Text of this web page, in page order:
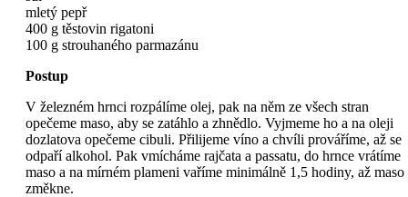
mletý pepř
400 g těstovin rigatoni
100 g strouhaného parmazánu
Postup
V železném hrnci rozpálíme olej, pak na něm ze všech stran
opečeme maso, aby se zatáhlo a zhnědlo. Vyjmeme ho a na oleji
dozlatova opečeme cibuli. Přilijeme víno a chvíli prováříme, až se
odpaří alkohol. Pak vmícháme rajčata a passatu, do hrnce vrátíme
maso a na mírném plameni vaříme minimálně 1,5 hodiny, až maso
změkne.